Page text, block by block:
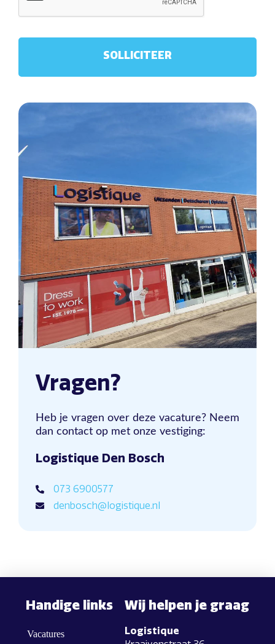
Vragen?
Heb je vragen over deze vacature? Neem
dan contact op met onze vestiging:
Logistique Den Bosch
073 6900577
denbosch@logistique.nl
Handige links
Vacatures
Wij helpen je graag
Logistique